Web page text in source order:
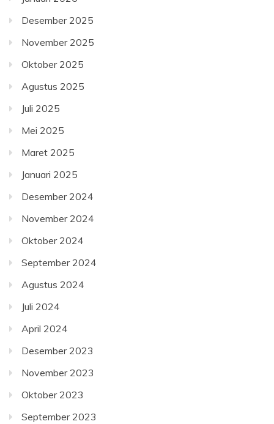
Desember 2025
November 2025
Oktober 2025
Agustus 2025
Juli 2025
Mei 2025
Maret 2025
Januari 2025
Desember 2024
November 2024
Oktober 2024
September 2024
Agustus 2024
Juli 2024
April 2024
Desember 2023
November 2023
Oktober 2023
September 2023